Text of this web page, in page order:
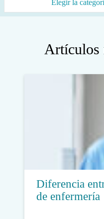
Artículos
Diferencia
de enfermería